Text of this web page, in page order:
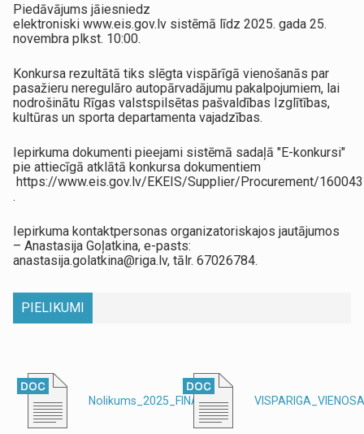
Piedāvājums jāiesniedz
elektroniski www.eis.gov.lv sistēmā līdz 2025. gada 25.
novembra plkst. 10:00.​
Konkursa rezultātā tiks slēgta vispārīgā vienošanās par
pasažieru neregulāro autopārvadājumu pakalpojumiem, lai
nodrošinātu Rīgas valstspilsētas pašvaldības Izglītības,
kultūras un sporta departamenta vajadzības.
Iepirkuma dokumenti pieejami sistēmā sadaļā "E-konkursi"
pie attiecīgā atklātā konkursa dokumentiem
https://www.eis.gov.lv/EKEIS/Supplier/Procurement/160043
.
Iepirkuma kontaktpersonas organizatoriskajos jautājumos
– Anastasija Goļatkina, e-pasts:
anastasija.golatkina@riga.lv, tālr. 67026784.
PIELIKUMI
Nolikums_2025_FINAL.doc